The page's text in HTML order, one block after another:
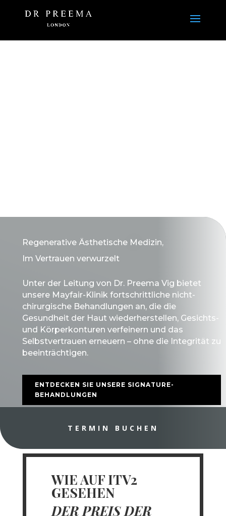
Regenerative Ästhetische Medizin,
Im Vertrauen verwurzelt
Unter der Leitung von Dr. Preema Vig bietet
unsere Mayfair-Klinik fortschrittliche nicht-
chirurgische Behandlungen an, die die
Gesundheit der Haut wiederherstellen, Gesichts-
und Körperkonturen verfeinern und das
Selbstvertrauen erneuern – ohne die Integrität zu
beeinträchtigen.
ENTDECKEN SIE UNSERE SIGNATURE-
BEHANDLUNGEN
TERMIN BUCHEN
WIE AUF ITV2
GESEHEN
DER PREIS DER